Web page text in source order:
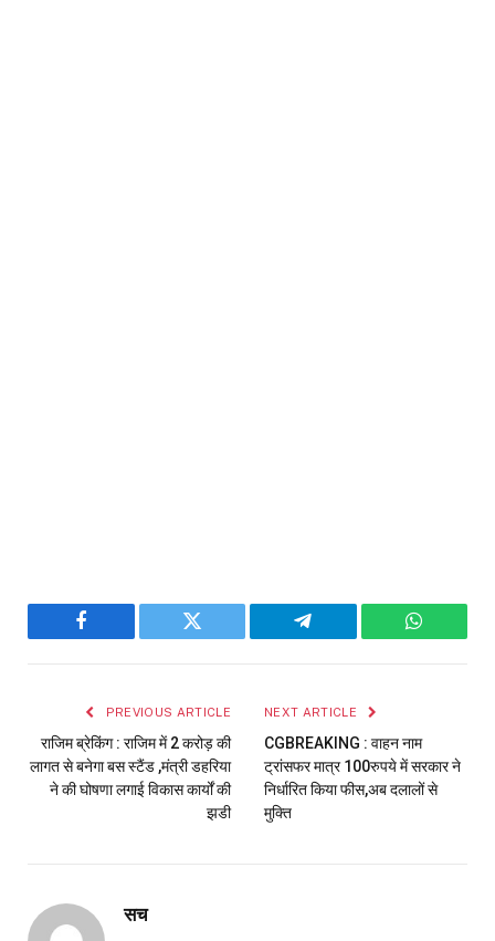
Facebook Twitter Telegram
PREVIOUS ARTICLE
राजिम ब्रेकिंग : राजिम में 2 करोड़ की
लागत से बनेगा बस स्टैंड ,मंत्री डहरिया
ने की घोषणा लगाई विकास कार्यों की
झडी
NEXT ARTICLE
CGBREAKING : वाहन नाम
ट्रांसफर मात्र 100रुपये में सरकार ने
निर्धारित किया फीस,अब दलालों से
मुक्ति
सच